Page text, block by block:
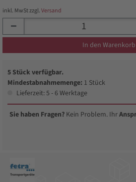
inkl. MwSt zzgl.Versand
In den Warenkorb
5 Stück verfügbar.
Mindestabnahmemenge: 1 Stück
Lieferzeit: 5 - 6 Werktage
Sie haben Fragen? Kein Problem. Ihr